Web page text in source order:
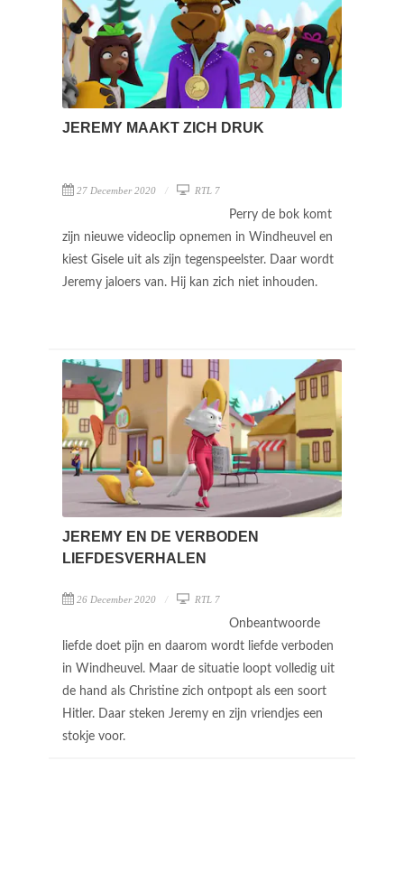
JEREMY MAAKT ZICH DRUK
27 December 2020 RTL 7
Perry de bok komt
zijn nieuwe videoclip opnemen in Windheuvel en
kiest Gisele uit als zijn tegenspeelster. Daar wordt
Jeremy jaloers van. Hij kan zich niet inhouden.
JEREMY EN DE VERBODEN
LIEFDESVERHALEN
26 December 2020 RTL 7
Onbeantwoorde
liefde doet pijn en daarom wordt liefde verboden
in Windheuvel. Maar de situatie loopt volledig uit
de hand als Christine zich ontpopt als een soort
Hitler. Daar steken Jeremy en zijn vriendjes een
stokje voor.